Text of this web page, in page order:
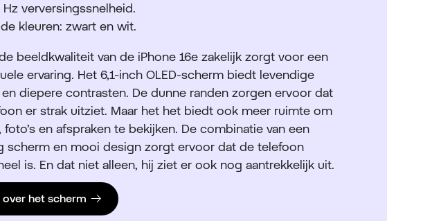
Hz verversingssnelheid.
kleuren: zwart en wit.
beeldkwaliteit van de iPhone 16e zakelijk zorgt voor een
ervaring. Het 6,1-inch OLED-scherm biedt levendige
en diepere contrasten. De dunne randen zorgen ervoor dat
er strak uitziet. Maar het het biedt ook meer ruimte om
foto’s en afspraken te bekijken. De combinatie van een
scherm en mooi design zorgt ervoor dat de telefoon
is. En dat niet alleen, hij ziet er ook nog aantrekkelijk uit.
over het scherm